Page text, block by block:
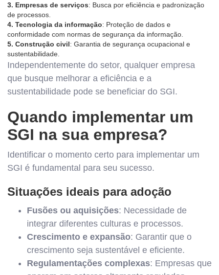
3. Empresas de serviços: Busca por eficiência e padronização
de processos.
4. Tecnologia da informação: Proteção de dados e
conformidade com normas de segurança da informação.
5. Construção civil: Garantia de segurança ocupacional e
sustentabilidade.
Independentemente do setor, qualquer empresa
que busque melhorar a eficiência e a
sustentabilidade pode se beneficiar do SGI.
Quando implementar um
SGI na sua empresa?
Identificar o momento certo para implementar um
SGI é fundamental para seu sucesso.
Situações ideais para adoção
Fusões ou aquisições: Necessidade de
integrar diferentes culturas e processos.
Crescimento e expansão: Garantir que o
crescimento seja sustentável e eficiente.
Regulamentações complexas: Empresas que